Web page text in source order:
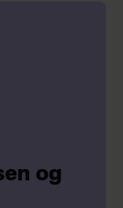
og